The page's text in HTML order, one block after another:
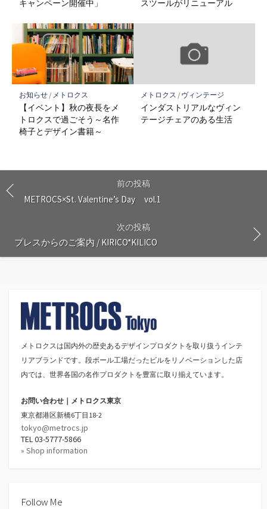
キャンペーン開催中」
スツールがリニューアル
お知らせ/ メトロクス
【イベント】秋の夜長をメ
トロクスで過ごそう～名作
椅子とデザイン書籍～
メトロクス / ヴィンテージ
インダストリアルなヴィン
テージチェアのある生活
前の投稿
METROCS×St. Valentine’s Day vol.1
次の投稿
プレスからのご案内 / KIRICO*KILICO
メトロクスは国内外の歴史あるデザインプロダクトを取り扱うインテ
リアブランドです。段ボール工場だったビルをリノベーションした店
内では、世界各国の名作プロダクトを豊富に取り揃えています。
お問い合わせ｜メトロクス東京
東京都港区新橋6丁目18-2
tokyo@metrocs.jp
TEL 03-5777-5866
» Shop information
Follow Me